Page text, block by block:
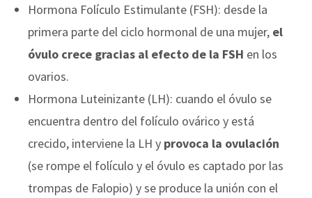
Hormona Folículo Estimulante (FSH): desde la
primera parte del ciclo hormonal de una mujer, el
óvulo crece gracias al efecto de la FSH en los
ovarios.
Hormona Luteinizante (LH): cuando el óvulo se
encuentra dentro del folículo ovárico y está
crecido, interviene la LH y provoca la ovulación
(se rompe el folículo y el óvulo es captado por las
trompas de Falopio) y se produce la unión con el